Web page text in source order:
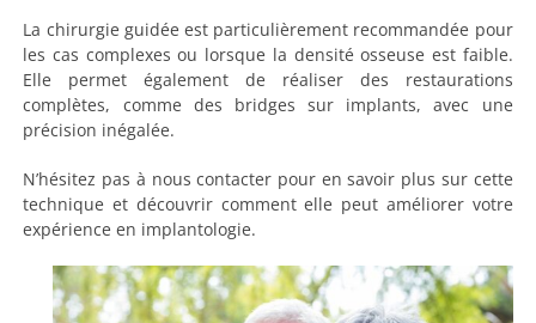
La chirurgie guidée est particulièrement recommandée pour
les cas complexes ou lorsque la densité osseuse est faible.
Elle permet également de réaliser des restaurations
complètes, comme des bridges sur implants, avec une
précision inégalée.
N’hésitez pas à nous contacter pour en savoir plus sur cette
technique et découvrir comment elle peut améliorer votre
expérience en implantologie.